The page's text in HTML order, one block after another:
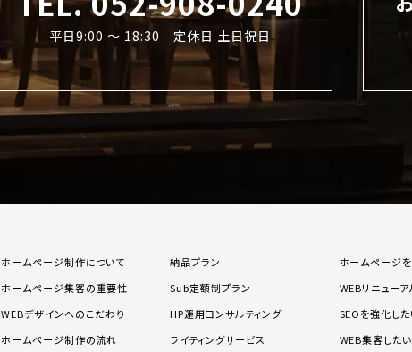
平日9:00 〜 18:30 定休日 土日祝日
ホームページ制作について
ホームページ集客の重要性
WEBデザインへのこだわり
ホームページ制作の流れ
納品プラン
Sub定額制プラン
HP運用コンサルティング
ライティングサービス
ホームページ
WEBリニューア
SEOを強化した
WEB集客したい